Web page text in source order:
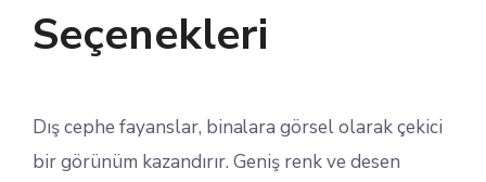
Seçenekleri
Dış cephe fayanslar, binalara görsel olarak çekici
bir görünüm kazandırır. Geniş renk ve desen